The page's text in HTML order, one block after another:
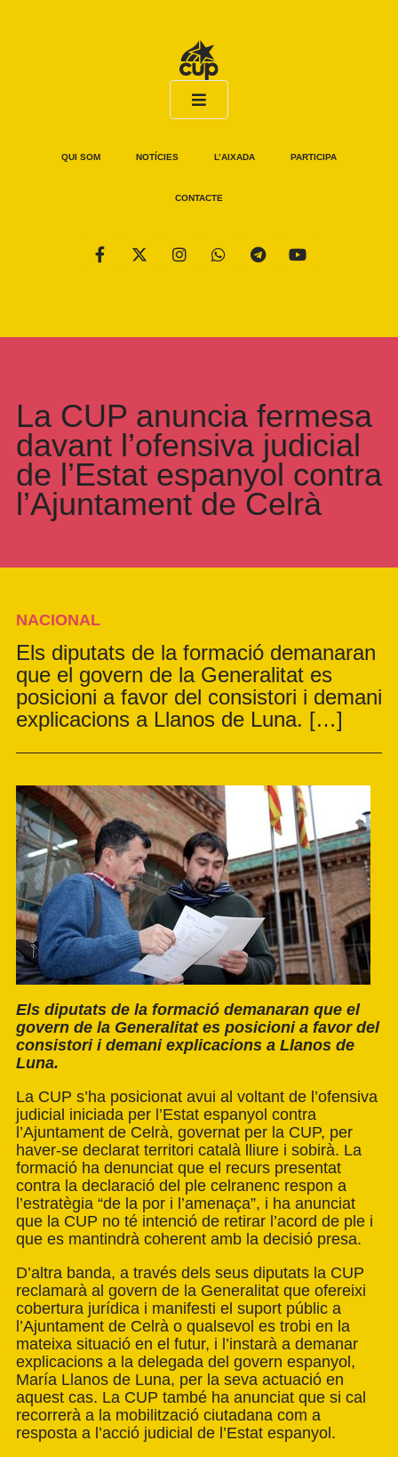
QUI SOM NOTÍCIES L’AIXADA PARTICIPA
CONTACTE
La CUP anuncia fermesa
davant l’ofensiva judicial
de l’Estat espanyol contra
l’Ajuntament de Celrà
NACIONAL
Els diputats de la formació demanaran
que el govern de la Generalitat es
posicioni a favor del consistori i demani
explicacions a Llanos de Luna. […]
Els diputats de la formació demanaran que el
govern de la Generalitat es posicioni a favor del
consistori i demani explicacions a Llanos de
Luna.
La CUP s’ha posicionat avui al voltant de l’ofensiva
judicial iniciada per l’Estat espanyol contra
l’Ajuntament de Celrà, governat per la CUP, per
haver-se declarat territori català lliure i sobirà. La
formació ha denunciat que el recurs presentat
contra la declaració del ple celranenc respon a
l’estratègia “de la por i l’amenaça”, i ha anunciat
que la CUP no té intenció de retirar l’acord de ple i
que es mantindrà coherent amb la decisió presa.
D’altra banda, a través dels seus diputats la CUP
reclamarà al govern de la Generalitat que ofereixi
cobertura jurídica i manifesti el suport públic a
l’Ajuntament de Celrà o qualsevol es trobi en la
mateixa situació en el futur, i l’instarà a demanar
explicacions a la delegada del govern espanyol,
María Llanos de Luna, per la seva actuació en
aquest cas. La CUP també ha anunciat que si cal
recorrerà a la mobilització ciutadana com a
resposta a l’acció judicial de l’Estat espanyol.